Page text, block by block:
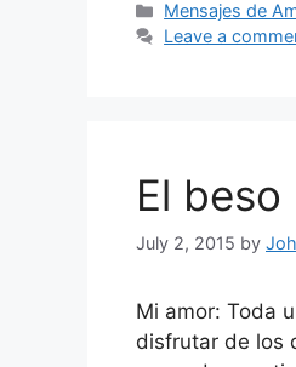
Categories
Mensajes de
Leave a
El
July 2, 2015 by
Mi amor: Toda
disfrutar de los